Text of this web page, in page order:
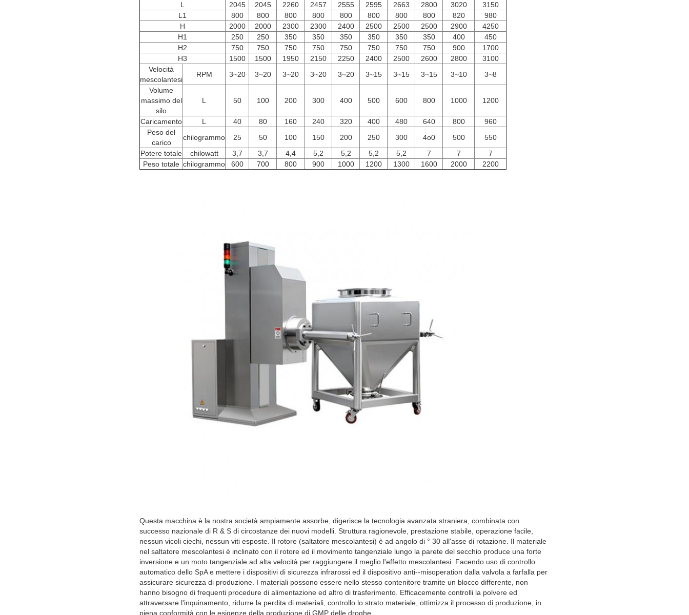
L
2045 2045 2260 2457 2555 2595 2663 2800 3020
3150
L1
800 800 800 800 800 800 800 800 820
980
H
2000 2000 2300 2300 2400 2500 2500 2500 2900
4250
H1
250 250 350 350 350 350 350 350 400
450
H2
750 750 750 750 750 750 750 750 900
1700
H3
1500 1500 1950 2150 2250 2400 2500 2600 2800
3100
Velocità
mescolantesi
RPM 3~20 3~20 3~20 3~20 3~20 3~15 3~15 3~15 3~10
3~8
Volume
massimo del
silo
L 50 100 200 300 400 500 600 800 1000 1200
Caricamento L 40 80 160 240 320 400 480 640 800
960
Peso del
carico
chilogrammo 25 50 100 150 200 250 300 4o0 500
550
Potere totale
chilowatt 3,7 3,7 4,4 5,2 5,2 5,2 5,2 7 7
7
Peso totale chilogrammo 600 700 800 900 1000 1200 1300 1600 2000 2200
Questa macchina è la nostra società ampiamente assorbe, digerisce la tecnologia avanzata straniera, combinata con
successo nazionale di R & S di circostanze dei nuovi modelli. Struttura ragionevole, prestazione stabile, operazione facile,
nessun vicoli ciechi, nessun viti esposte. Il rotore (saltatore mescolantesi) è ad angolo di ° 30 all'asse di rotazione. Il materiale
nel saltatore mescolantesi è inclinato con il rotore ed il movimento tangenziale lungo la parete del secchio produce una forte
inversione e un moto tangenziale ad alta velocità per raggiungere il meglio l'effetto mescolantesi. Facendo uso di controllo
automatico dello SpA e mettere i dispositivi di sicurezza infrarossi ed il dispositivo anti--misoperation dalla valvola a farfalla per
assicurare sicurezza di produzione. I materiali possono essere nello stesso contenitore tramite un blocco differente, non
hanno bisogno di frequenti procedure di alimentazione ed altro di trasferimento. Efficacemente controlli la polvere ed
attraversare l'inquinamento, ridurre la perdita di materiali, controllo lo strato materiale, ottimizza il processo di produzione, in
piena conformità con le esigenze della produzione di GMP delle droghe.